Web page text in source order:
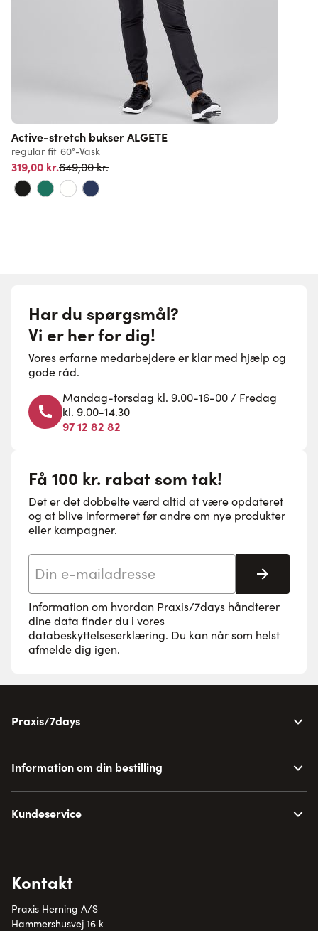
Active-stretch bukser ALGETE
regular fit 60°-Vask
319,00 kr.Normalpris
649,00 kr.
Har du spørgsmål?
Vi er her for dig!
Vores erfarne medarbejdere er klar med hjælp og
gode råd.
Mandag-torsdag kl. 9.00-16-00 / Fredag
kl. 9.00-14.30
97 12 82 82
Få 100 kr. rabat som tak!
Det er det dobbelte værd altid at være opdateret
og at blive informeret før andre om nye produkter
eller kampagner.
Tilmeld
Information om hvordan Praxis/7days håndterer
dine data finder du i vores
databeskyttelseserklæring. Du kan når som helst
afmelde dig igen.
Praxis/7days
Information om din bestilling
Kundeservice
Kontakt
Praxis Herning A/S
Hammershusvej 16 k